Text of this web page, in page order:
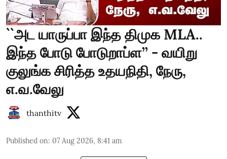
``அட யாருப்பா இந்த திமுக MLA..
இந்த போடு போடுறாப்ள’’ - வயிறு
குலுங்க சிரித்த உதயநிதி, நேரு,
எ.வ.வேலு
thanthitv
Published on: 07 Aug 2026, 8:41 am